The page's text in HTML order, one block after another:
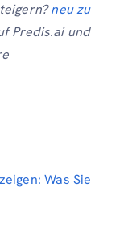
neu zu
Predis.ai und
Was Sie